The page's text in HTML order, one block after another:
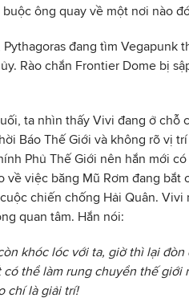
ông quay về một nơi nào
đang tìm Vegapunk
Rào chắn Frontier Dome bị
ta nhìn thấy Vivi đang ở chỗ
Báo Thế Giới và không rõ vị
Phủ Thế Giới nên hắn mới
về việc băng Mũ Rơm đang bắt
chiến chống Hải Quân. Vivi
quan tâm. Hắn nói:
khóc lóc với ta, giờ thì lại đòn
có thể làm rung chuyển thế giới
chí là giải trí!